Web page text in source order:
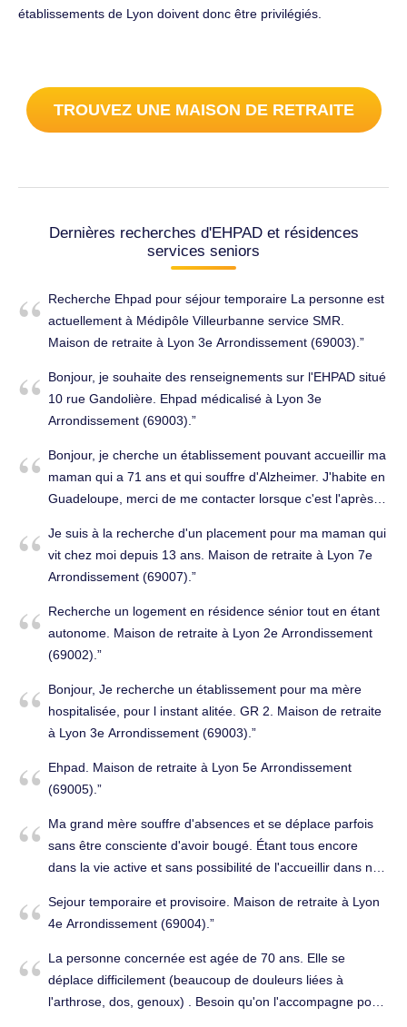
établissements de Lyon doivent donc être privilégiés.
TROUVEZ UNE MAISON DE RETRAITE
Dernières recherches d'EHPAD et résidences
services seniors
Recherche Ehpad pour séjour temporaire La personne est
actuellement à Médipôle Villeurbanne service SMR.
Maison de retraite à Lyon 3e Arrondissement (69003).
Bonjour, je souhaite des renseignements sur l'EHPAD situé
10 rue Gandolière. Ehpad médicalisé à Lyon 3e
Arrondissement (69003).
Bonjour, je cherche un établissement pouvant accueillir ma
maman qui a 71 ans et qui souffre d'Alzheimer. J'habite en
Guadeloupe, merci de me contacter lorsque c'est l'après-
Lyon 7e Arrondissement (69007).
Je suis à la recherche d'un placement pour ma maman qui
vit chez moi depuis 13 ans. Maison de retraite à Lyon 7e
Arrondissement (69007).
Recherche un logement en résidence sénior tout en étant
autonome. Maison de retraite à Lyon 2e Arrondissement
(69002).
Bonjour, Je recherche un établissement pour ma mère
hospitalisée, pour l instant alitée. GR 2. Maison de retraite
à Lyon 3e Arrondissement (69003).
Ehpad. Maison de retraite à Lyon 5e Arrondissement
(69005).
Ma grand mère souffre d'absences et se déplace parfois
sans être consciente d'avoir bougé. Étant tous encore
dans la vie active et sans possibilité de l'accueillir dans nos
maison de retraite adaptée à ses besoins. aucun
diagnostic n'a été posé a ce stade. Merci pour votre aide.
Bien cordialement. Ehpad médicalisé à Lyon 9e
Arrondissement (69009).
Sejour temporaire et provisoire. Maison de retraite à Lyon
4e Arrondissement (69004).
La personne concernée est agée de 70 ans. Elle se
déplace difficilement (beaucoup de douleurs liées à
l'arthrose, dos, genoux) . Besoin qu'on l'accompagne pour